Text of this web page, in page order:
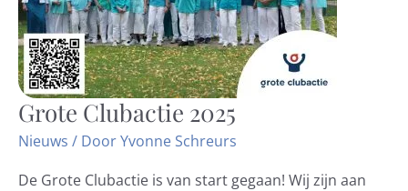
Grote Clubactie 2025
Nieuws / DoorYvonne Schreurs
De Grote Clubactie is van start gegaan! Wij zijn aan
Grote
Clubactie
2025